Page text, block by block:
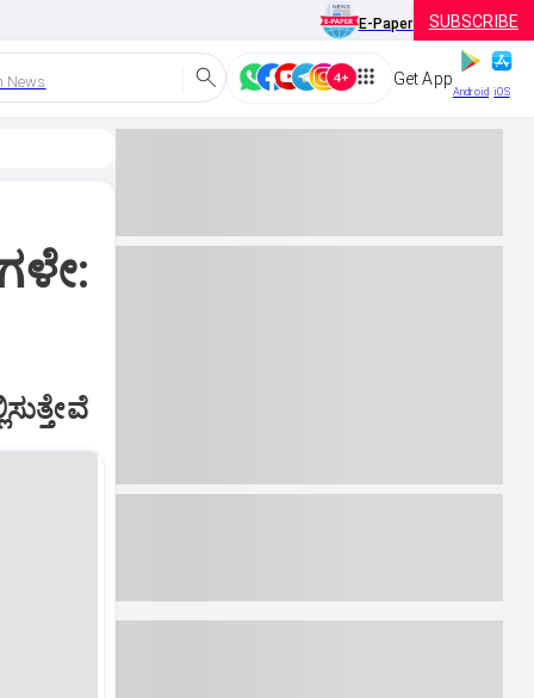
E-Paper SUBSCRIBE
News Get App
Android iOS